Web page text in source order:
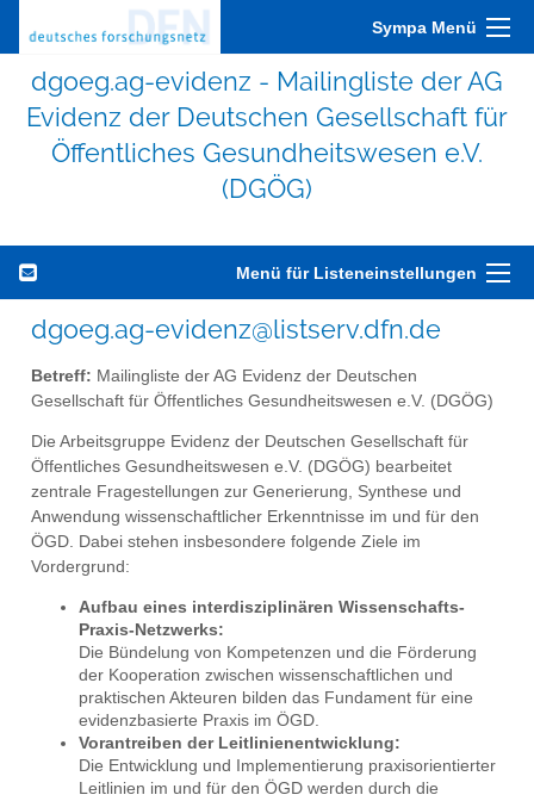
Sympa Menü
dgoeg.ag-evidenz - Mailingliste der AG
Evidenz der Deutschen Gesellschaft für
Öffentliches Gesundheitswesen e.V.
(DGÖG)
Menü für Listeneinstellungen
dgoeg.ag-evidenz@listserv.dfn.de
Betreff: Mailingliste der AG Evidenz der Deutschen
Gesellschaft für Öffentliches Gesundheitswesen e.V. (DGÖG)
Die Arbeitsgruppe Evidenz der Deutschen Gesellschaft für
Öffentliches Gesundheitswesen e.V. (DGÖG) bearbeitet
zentrale Fragestellungen zur Generierung, Synthese und
Anwendung wissenschaftlicher Erkenntnisse im und für den
ÖGD. Dabei stehen insbesondere folgende Ziele im
Vordergrund:
Aufbau eines interdisziplinären Wissenschafts-
Praxis-Netzwerks:
Die Bündelung von Kompetenzen und die Förderung
der Kooperation zwischen wissenschaftlichen und
praktischen Akteuren bilden das Fundament für eine
evidenzbasierte Praxis im ÖGD.
Vorantreiben der Leitlinienentwicklung:
Die Entwicklung und Implementierung praxisorientierter
Leitlinien im und für den ÖGD werden durch die